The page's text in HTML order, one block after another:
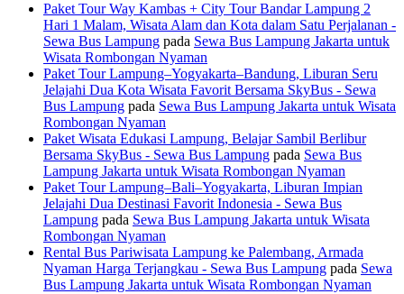
Paket Tour Way Kambas + City Tour Bandar Lampung 2
Hari 1 Malam, Wisata Alam dan Kota dalam Satu Perjalanan -
Sewa Bus Lampung pada Sewa Bus Lampung Jakarta untuk
Wisata Rombongan Nyaman
Paket Tour Lampung–Yogyakarta–Bandung, Liburan Seru
Jelajahi Dua Kota Wisata Favorit Bersama SkyBus - Sewa
Bus Lampung pada Sewa Bus Lampung Jakarta untuk Wisata
Rombongan Nyaman
Paket Wisata Edukasi Lampung, Belajar Sambil Berlibur
Bersama SkyBus - Sewa Bus Lampung pada Sewa Bus
Lampung Jakarta untuk Wisata Rombongan Nyaman
Paket Tour Lampung–Bali–Yogyakarta, Liburan Impian
Jelajahi Dua Destinasi Favorit Indonesia - Sewa Bus
Lampung pada Sewa Bus Lampung Jakarta untuk Wisata
Rombongan Nyaman
Rental Bus Pariwisata Lampung ke Palembang, Armada
Nyaman Harga Terjangkau - Sewa Bus Lampung pada Sewa
Bus Lampung Jakarta untuk Wisata Rombongan Nyaman